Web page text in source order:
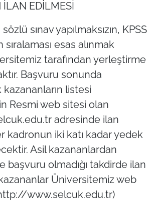
EDİLMESİ
sınav yapılmaksızın, KPSS
esas alınmak
tarafından yerleştirme
Başvuru sonunda
listesi
Resmi web sitesi olan
adresinde ilan
kadronun iki katı kadar yedek
Asil kazananlardan
başvuru olmadığı takdirde ilan
Üniversitemiz web
www.selcuk.edu.tr)